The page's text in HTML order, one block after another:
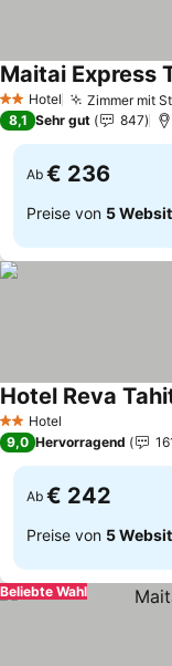
2 Sterne
Hotel Zimmer mit
Maitai Express
8,1 Sehr gut 847
Ab € 236
Preise von 5
2 Sterne
Hotel
Hotel Reva
9,0 Hervorragend
Ab € 242
Preise von 5
Beliebte Wahl